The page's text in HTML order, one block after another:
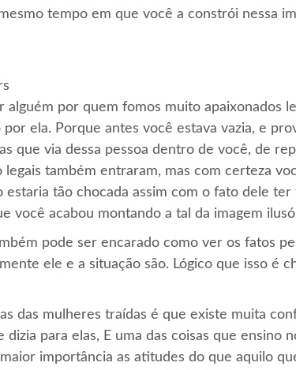
tempo em que você a constrói nessa
alguém por quem fomos muito apaixonados
ela. Porque antes você estava vazia, e
que via dessa pessoa dentro de você, de
legais também entraram, mas com certeza
estaria tão chocada assim com o fato dele
você acabou montando a tal da imagem
pode ser encarado como ver os fatos
ele e a situação são. Lógico que isso é
das mulheres traídas é que existe muita
para elas, E uma das coisas que ensino
importância as atitudes do que aquilo